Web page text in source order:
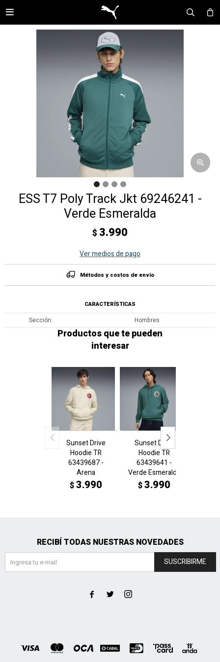

ESS T7 Poly Track Jkt 69246241 -
Verde Esmeralda
$ 3.990
Ver medios de pago
Métodos y costos de envío
CARACTERÍSTICAS
Sección Hombres
Productos que te pueden
interesar
Sunset Drive
Hoodie TR
63439687 -
Arena
$3.990
Sunset Drive
Hoodie TR
63439641 -
Verde Esmeralda
$3.990
RECIBÍ TODAS NUESTRAS NOVEDADES
SUSCRIBIRME
  